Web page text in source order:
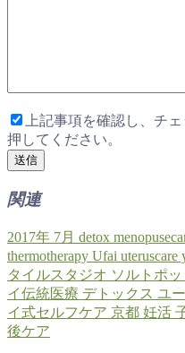
上記事項を確認し、チ
押してください。
関連
2017年 7月 detox
thermotherapy Ufai uteruscare
タイルスタジオ ソルトポッ
イ伝統医療 デトックス ユ
イ式セルフケア 京都 妊活
後ケア